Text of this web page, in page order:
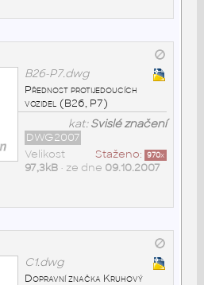
B26-P7.dwg
Přednost protijedoucích
vozidel (B26, P7)
kat:Svislé značení
DWG2007
Staženo: 970x
Velikost
97,3kB• ze dne 09.10.2007
C1.dwg
Dopravní značka Kruhový